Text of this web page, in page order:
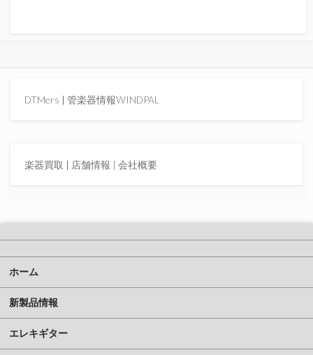
DTMers | 管楽器情報WINDPAL
楽器買取 | 店舗情報 | 会社概要
ホーム
新製品情報
エレキギター